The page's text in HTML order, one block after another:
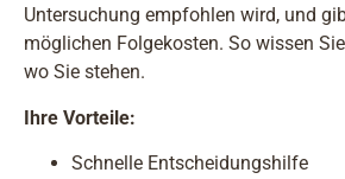
Untersuchung empfohlen wird, und
möglichen Folgekosten. So wissen
wo Sie stehen.
Ihre Vorteile:
Schnelle Entscheidungshilfe